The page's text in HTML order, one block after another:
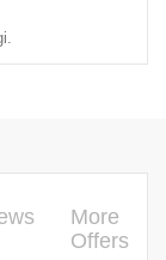
More
Offers